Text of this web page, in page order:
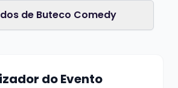
de Buteco Comedy
do Evento